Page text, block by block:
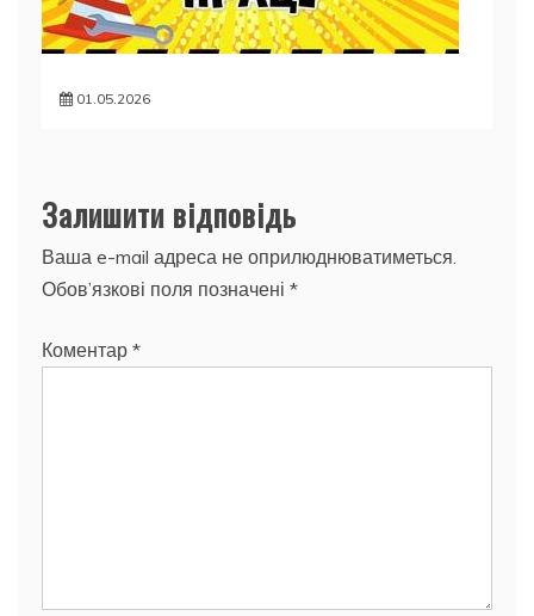
01.05.2026
Залишити відповідь
Ваша e-mail адреса не оприлюднюватиметься.
Обов’язкові поля позначені *
Коментар *